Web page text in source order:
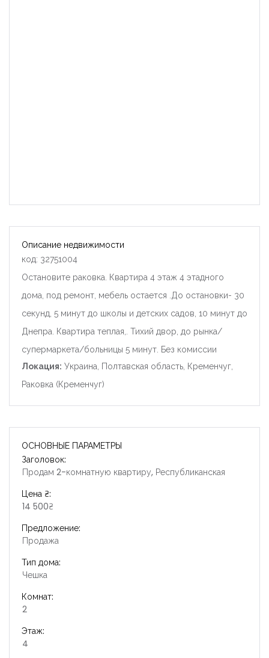
Описание недвижимости
код: 32751004
Остановите раковка. Квартира 4 этаж 4 этадного
дома, под ремонт, мебель остается .До остановки- 30
секунд, 5 минут до школы и детских садов, 10 минут до
Днепра. Квартира теплая,. Тихий двор, до рынка/
супермаркета/больницы 5 минут. Без комиссии
Локация: Украина, Полтавская область, Кременчуг,
Раковка (Кременчуг)
ОСНОВНЫЕ ПАРАМЕТРЫ
Заголовок:
Продам 2-комнатную квартиру, Республиканская
Цена ₴:
14 500₴
Предложение:
Продажа
Тип дома:
Чешка
Комнат:
2
Этаж:
4